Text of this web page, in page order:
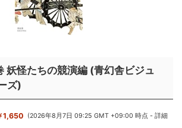
妖怪たちの競演編 (青幻舎ビジュ
ズ)
1,650 (2026年8月7日 09:25 GMT +09:00 時点 -詳細